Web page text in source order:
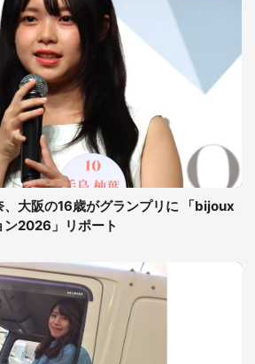
大阪の16歳がグランプリに 「bijoux
2026」リポート